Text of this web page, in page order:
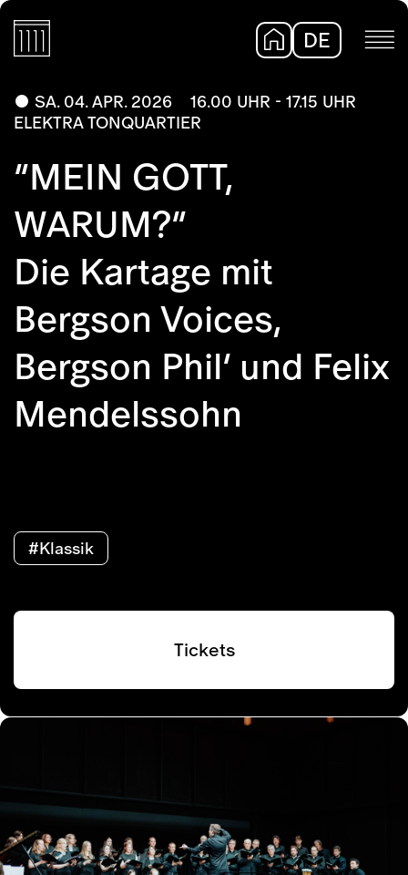
DE
SA. 04. APR. 2026
16.00 UHR - 17.15 UHR
ELEKTRA TONQUARTIER
“MEIN GOTT,
WARUM?”
Die Kartage mit
Bergson Voices,
Bergson Phil’ und Felix
Mendelssohn
#Klassik
Tickets